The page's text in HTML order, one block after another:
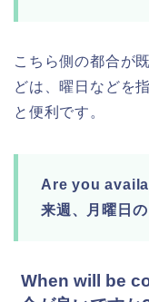
こちら側の都合が
どは、曜日などを
と便利です。
Are you
来週、月曜日
When will be